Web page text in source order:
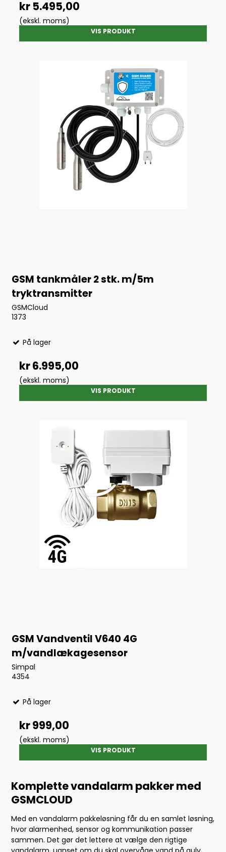
kr 5.495,00
(ekskl. moms)
VIS PRODUKT
GSM tankmåler 2 stk. m/5m
tryktransmitter
GSMCloud
1373
På lager
kr 6.995,00
(ekskl. moms)
VIS PRODUKT
GSM Vandventil V640 4G
m/vandlækagesensor
Simpal
4354
På lager
kr 999,00
(ekskl. moms)
VIS PRODUKT
Komplette vandalarm pakker med
GSMCLOUD
Med en vandalarm pakkeløsning får du en samlet løsning,
hvor alarmenhed, sensor og kommunikation passer
sammen. Det gør det lettere at vælge den rigtige